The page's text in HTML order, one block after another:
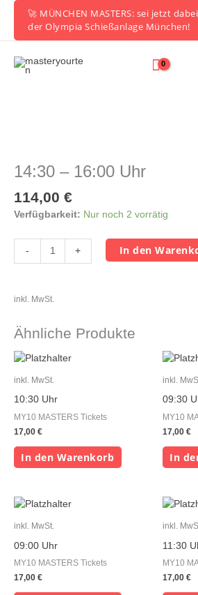
springen
🚀 MÜNCHEN MASTERS: sei jetzt
der Olympia Schießanlage München!
14:30 – 16:00 Uhr
114,00 €
Verfügbarkeit: Nur noch 2 vorrätig
-
16:00
Uhr
Menge
+ In den
inkl. MwSt.
Ähnliche Produkte
inkl. MwSt.
10:30 Uhr
MY10 MASTERS Tickets
17,00 €
In den Warenkorb
inkl.
09:30
MY10
17,00 €
In
inkl. MwSt.
09:00 Uhr
MY10 MASTERS Tickets
17,00 €
inkl.
11:30
MY10
17,00 €